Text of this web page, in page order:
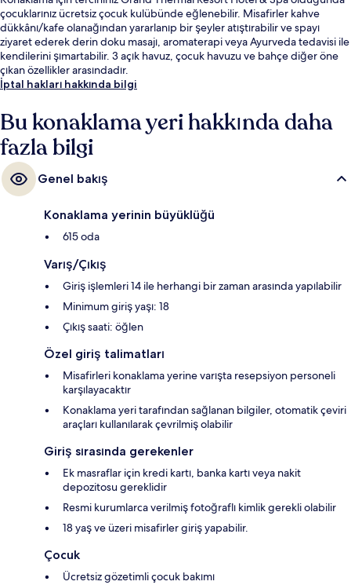
çocuklarınız ücretsiz çocuk kulübünde eğlenebilir. Misafirler kahve
dükkânı/kafe olanağından yararlanıp bir şeyler atıştırabilir ve spayı
ziyaret ederek derin doku masajı, aromaterapi veya Ayurveda tedavisi ile
kendilerini şımartabilir. 3 açık havuz, çocuk havuzu ve bahçe diğer öne
çıkan özellikler arasındadır.
İptal hakları hakkında bilgi
Bu konaklama yeri hakkında daha
fazla bilgi
Genel bakış
Konaklama yerinin büyüklüğü
615 oda
Varış/Çıkış
Giriş işlemleri 14 ile herhangi bir zaman arasında yapılabilir
Minimum giriş yaşı: 18
Çıkış saati: öğlen
Özel giriş talimatları
Misafirleri konaklama yerine varışta resepsiyon personeli
karşılayacaktır
Konaklama yeri tarafından sağlanan bilgiler, otomatik çeviri
araçları kullanılarak çevrilmiş olabilir
Giriş sırasında gerekenler
Ek masraflar için kredi kartı, banka kartı veya nakit
depozitosu gereklidir
Resmi kurumlarca verilmiş fotoğraflı kimlik gerekli olabilir
18 yaş ve üzeri misafirler giriş yapabilir.
Çocuk
Ücretsiz gözetimli çocuk bakımı